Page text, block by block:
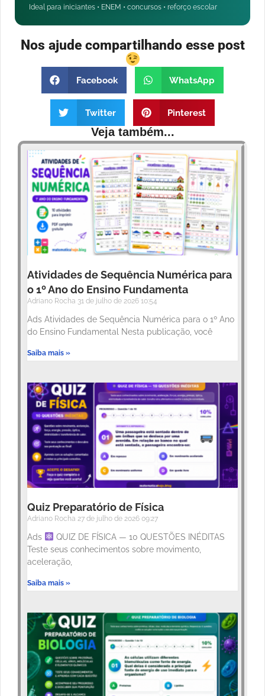
Ideal para iniciantes • ENEM • concursos • reforço escolar
Nos ajude compartilhando esse post
Facebook WhatsApp
Twitter Pinterest
Veja também...
Atividades de Sequência Numérica para
o 1º Ano do Ensino Fundamenta
Adriano Rocha 31 de julho de 2026 10:54
Ads Atividades de Sequência Numérica para o 1º Ano
do Ensino Fundamental Nesta publicação, você
Saiba mais »
Quiz Preparatório de Física
Adriano Rocha 27 de julho de 2026 09:27
Ads
QUIZ DE FÍSICA — 10 QUESTÕES INÉDITAS
Teste seus conhecimentos sobre movimento,
aceleração,
Saiba mais »